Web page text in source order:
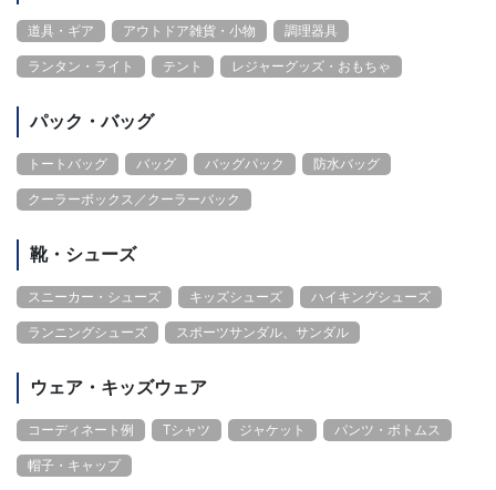
道具・ギア アウトドア雑貨・小物 調理器具
ランタン・ライト テント レジャーグッズ・おもちゃ
パック・バッグ
トートバッグ バッグ バッグパック 防水バッグ
クーラーボックス／クーラーバック
靴・シューズ
スニーカー・シューズ キッズシューズ ハイキングシューズ
ランニングシューズ スポーツサンダル、サンダル
ウェア・キッズウェア
コーディネート例 Tシャツ ジャケット パンツ・ボトムス
帽子・キャップ